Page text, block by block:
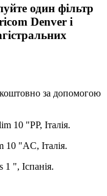
один фільтр
Denver і
за допомогою
10 "PP, Італія.
10 "AC, Італія.
", Іспанія.